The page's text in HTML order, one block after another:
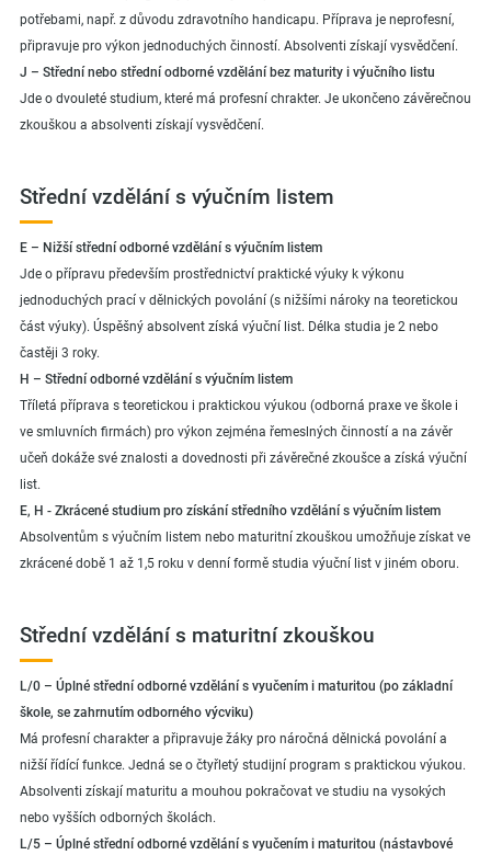
potřebami, např. z důvodu zdravotního handicapu. Příprava je neprofesní,
připravuje pro výkon jednoduchých činností. Absolventi získají vysvědčení.
J – Střední nebo střední odborné vzdělání bez maturity i výučního listu
Jde o dvouleté studium, které má profesní chrakter. Je ukončeno závěrečnou
zkouškou a absolventi získají vysvědčení.
Střední vzdělání s výučním listem
E – Nižší střední odborné vzdělání s výučním listem
Jde o přípravu především prostřednictví praktické výuky k výkonu
jednoduchých prací v dělnických povolání (s nižšími nároky na teoretickou
část výuky). Úspěšný absolvent získá výuční list. Délka studia je 2 nebo
častěji 3 roky.
H – Střední odborné vzdělání s výučním listem
Tříletá příprava s teoretickou i praktickou výukou (odborná praxe ve škole i
ve smluvních firmách) pro výkon zejména řemeslných činností a na závěr
učeň dokáže své znalosti a dovednosti při závěrečné zkoušce a získá výuční
list.
E, H - Zkrácené studium pro získání středního vzdělání s výučním listem
Absolventům s výučním listem nebo maturitní zkouškou umožňuje získat ve
zkrácené době 1 až 1,5 roku v denní formě studia výuční list v jiném oboru.
Střední vzdělání s maturitní zkouškou
L/0 – Úplné střední odborné vzdělání s vyučením i maturitou (po základní
škole, se zahrnutím odborného výcviku)
Má profesní charakter a připravuje žáky pro náročná dělnická povolání a
nižší řídící funkce. Jedná se o čtyřletý studijní program s praktickou výukou.
Absolventi získají maturitu a mouhou pokračovat ve studiu na vysokých
nebo vyšších odborných školách.
L/5 – Úplné střední odborné vzdělání s vyučením i maturitou (nástavbové